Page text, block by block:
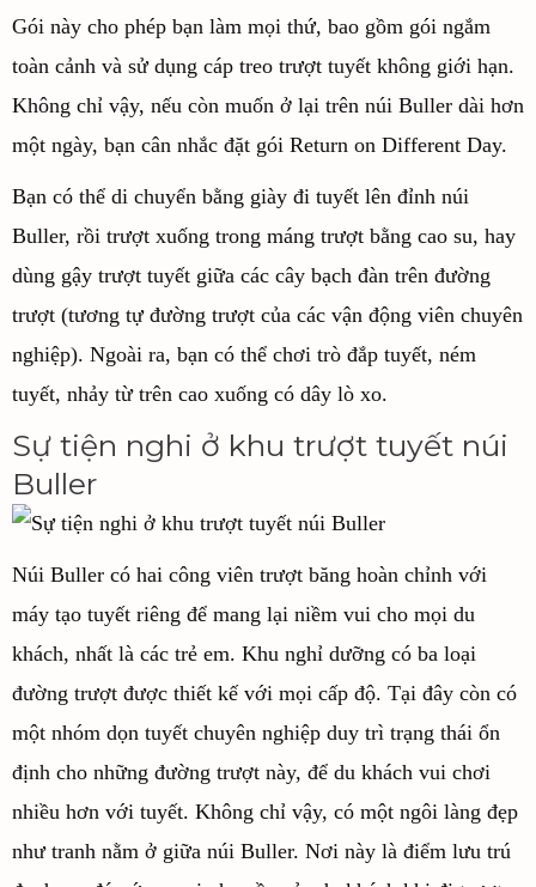
Gói này cho phép bạn làm mọi thứ, bao gồm gói ngắm
toàn cảnh và sử dụng cáp treo trượt tuyết không giới hạn.
Không chỉ vậy, nếu còn muốn ở lại trên núi Buller dài hơn
một ngày, bạn cân nhắc đặt gói Return on Different Day.
Bạn có thể di chuyển bằng giày đi tuyết lên đỉnh núi
Buller, rồi trượt xuống trong máng trượt bằng cao su, hay
dùng gậy trượt tuyết giữa các cây bạch đàn trên đường
trượt (tương tự đường trượt của các vận động viên chuyên
nghiệp). Ngoài ra, bạn có thể chơi trò đắp tuyết, ném
tuyết, nhảy từ trên cao xuống có dây lò xo.
Sự tiện nghi ở khu trượt tuyết núi
Buller
Núi Buller có hai công viên trượt băng hoàn chỉnh với
máy tạo tuyết riêng để mang lại niềm vui cho mọi du
khách, nhất là các trẻ em. Khu nghỉ dưỡng có ba loại
đường trượt được thiết kế với mọi cấp độ. Tại đây còn có
một nhóm dọn tuyết chuyên nghiệp duy trì trạng thái ổn
định cho những đường trượt này, để du khách vui chơi
nhiều hơn với tuyết. Không chỉ vậy, có một ngôi làng đẹp
như tranh nằm ở giữa núi Buller. Nơi này là điểm lưu trú